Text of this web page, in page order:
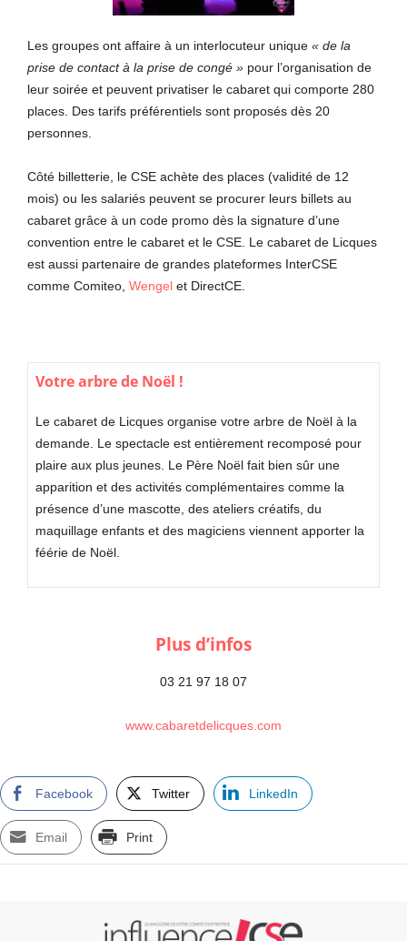
Les groupes ont affaire à un interlocuteur unique « de la
prise de contact à la prise de congé » pour l’organisation de
leur soirée et peuvent privatiser le cabaret qui comporte 280
places. Des tarifs préférentiels sont proposés dès 20
personnes.
Côté billetterie, le CSE achète des places (validité de 12
mois) ou les salariés peuvent se procurer leurs billets au
cabaret grâce à un code promo dès la signature d’une
convention entre le cabaret et le CSE. Le cabaret de Licques
est aussi partenaire de grandes plateformes InterCSE
comme Comiteo, Wengel et DirectCE.
Votre arbre de Noël !
Le cabaret de Licques organise votre arbre de Noël à la
demande. Le spectacle est entièrement recomposé pour
plaire aux plus jeunes. Le Père Noël fait bien sûr une
apparition et des activités complémentaires comme la
présence d’une mascotte, des ateliers créatifs, du
maquillage enfants et des magiciens viennent apporter la
féérie de Noël.
Plus d’infos
03 21 97 18 07
www.cabaretdelicques.com
Facebook Twitter LinkedIn
Email Print